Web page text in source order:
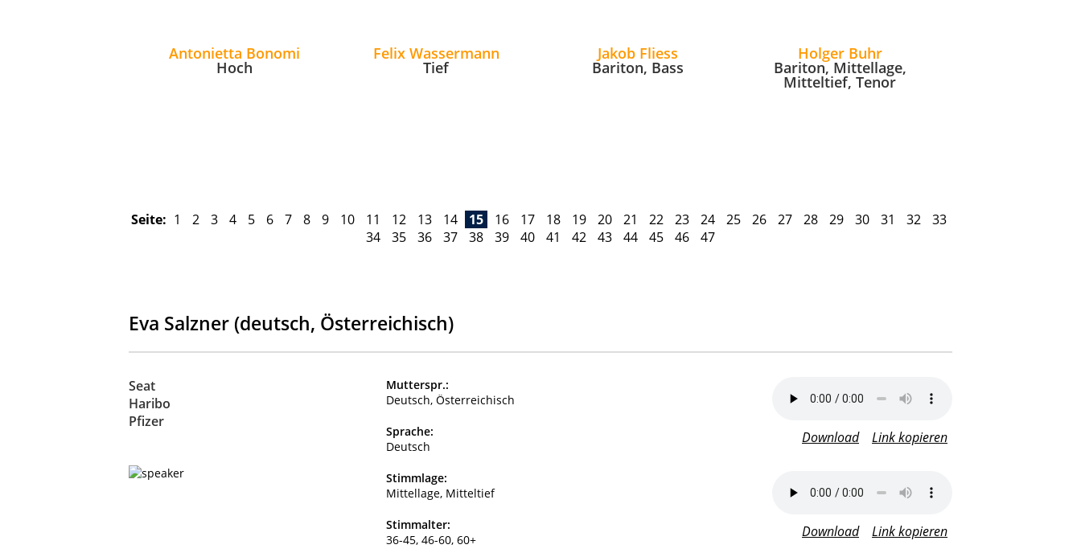
Antonietta Bonomi
Hoch
Felix Wassermann
Tief
Jakob Fliess
Bariton, Bass
Holger Buhr
Bariton, Mittellage,
Mitteltief, Tenor
Seite: 1 2 3 4 5 6 7 8 9 10 11 12 13 14 15 16 17 18 19 20 21 22 23 24 25 26 27 28 29 30 31 32
33
34
35 36 37 38 39 40 41 42 43 44 45 46 47
Eva Salzner (deutsch, Österreichisch)
Seat
Haribo
Pfizer
Mutterspr.:
Deutsch, Österreichisch
Sprache:
Deutsch
Stimmlage:
Mittellage, Mitteltief
Stimmalter:
36-45, 46-60, 60+
Download Link kopieren
Download Link kopieren